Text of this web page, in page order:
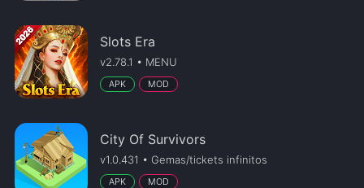
Slots Era
v2.78.1 • MENU
APK MOD
City Of Survivors
v1.0.431 • Gemas/tickets infinitos
APK MOD